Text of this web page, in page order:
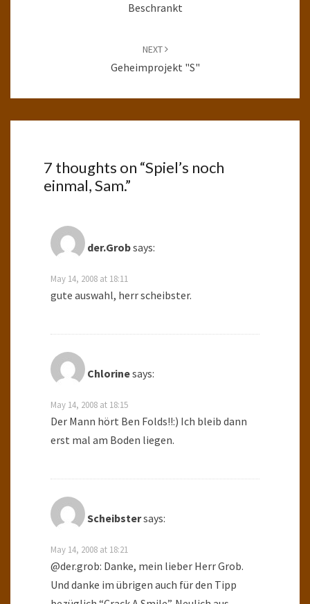
Beschrankt
NEXT
Geheimprojekt "S"
7 thoughts on “Spiel’s noch
einmal, Sam.”
der.Grobsays:
May 14, 2008 at 18:11
gute auswahl, herr scheibster.
Chlorinesays:
May 14, 2008 at 18:15
Der Mann hört Ben Folds!!:) Ich bleib dann
erst mal am Boden liegen.
Scheibstersays:
May 14, 2008 at 18:21
@der.grob: Danke, mein lieber Herr Grob.
Und danke im übrigen auch für den Tipp